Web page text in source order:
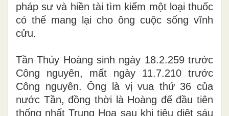
pháp sư và hiền tài tìm kiếm một loại thuốc
có thể mang lại cho ông cuộc sống vĩnh
cửu.
Tần Thủy Hoàng sinh ngày 18.2.259 trước
Công nguyên, mất ngày 11.7.210 trước
Công nguyên. Ông là vị vua thứ 36 của
nước Tần, đồng thời là Hoàng đế đầu tiên
thống nhất Trung Hoa sau khi tiêu diệt sáu